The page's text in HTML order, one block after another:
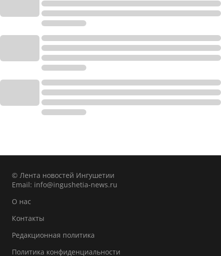
© Лента новостей Ингушетии
Email: info@ingushetia-news.ru
О нас
Контакты
Редакционная политика
Политика конфиденциальности